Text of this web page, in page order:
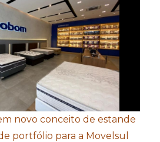
novo conceito de estande
portfólio para a Movelsul